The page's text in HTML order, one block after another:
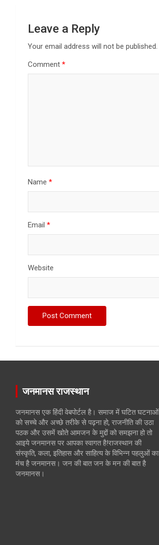
Leave a Reply
Your email address will not be published.
Comment *
Name *
Email *
Website
जनमानस राजस्थान
जनमानस एक हिंदी वेबपोर्टल है। समाज में घटित घटनाओं
को सच्चे और अच्छे तरीके से पढ़ना हो, राजनीति की उठा
पठक और उसमें खोते आमजन के मुद्दों को समझना हो तो
आइये जनमानस पर आपका स्वागत है!राजस्थान की
संस्कृति, कला, इतिहास और साहित्य के विभिन्न पहलुओं का
मंच है जनमानस। जन की बात जन के मन की बात है
जनमानस।